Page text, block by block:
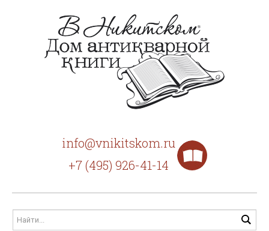
info@vnikitskom.ru
+7 (495) 926-41-14